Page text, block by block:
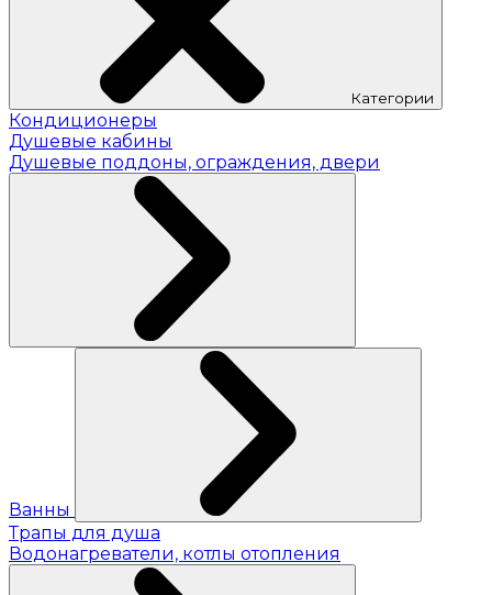
Категории
Кондиционеры
Душевые кабины
Душевые поддоны, ограждения, двери
Ванны
Трапы для душа
Водонагреватели, котлы отопления